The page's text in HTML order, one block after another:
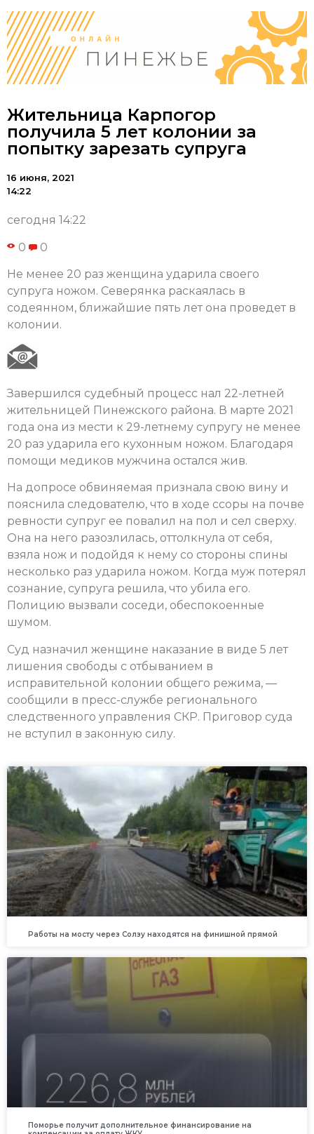
Жительница Карпогор
получила 5 лет колонии за
попытку зарезать супруга
16 июня, 2021
14:22
сегодня 14:22
0 0
Не менее 20 раз женщина ударила своего
супруга ножом. Северянка раскаялась в
содеянном, ближайшие пять лет она проведет в
колонии.
Завершился судебный процесс нал 22-летней
жительницей Пинежского района. В марте 2021
года она из мести к 29-летнему супругу не менее
20 раз ударила его кухонным ножом. Благодаря
помощи медиков мужчина остался жив.
На допросе обвиняемая признала свою вину и
пояснила следователю, что в ходе ссоры на почве
ревности супруг ее повалил на пол и сел сверху.
Она на него разозлилась, оттолкнула от себя,
взяла нож и подойдя к нему со стороны спины
несколько раз ударила ножом. Когда муж потерял
сознание, супруга решила, что убила его.
Полицию вызвали соседи, обеспокоенные
шумом.
Суд назначил женщине наказание в виде 5 лет
лишения свободы с отбыванием в
исправительной колонии общего режима, —
сообщили в пресс-службе регионального
следственного управления СКР. Приговор суда
не вступил в законную силу.
Работы на мосту через Солзу находятся на финишной прямой
Поморье получит дополнительное финансирование на